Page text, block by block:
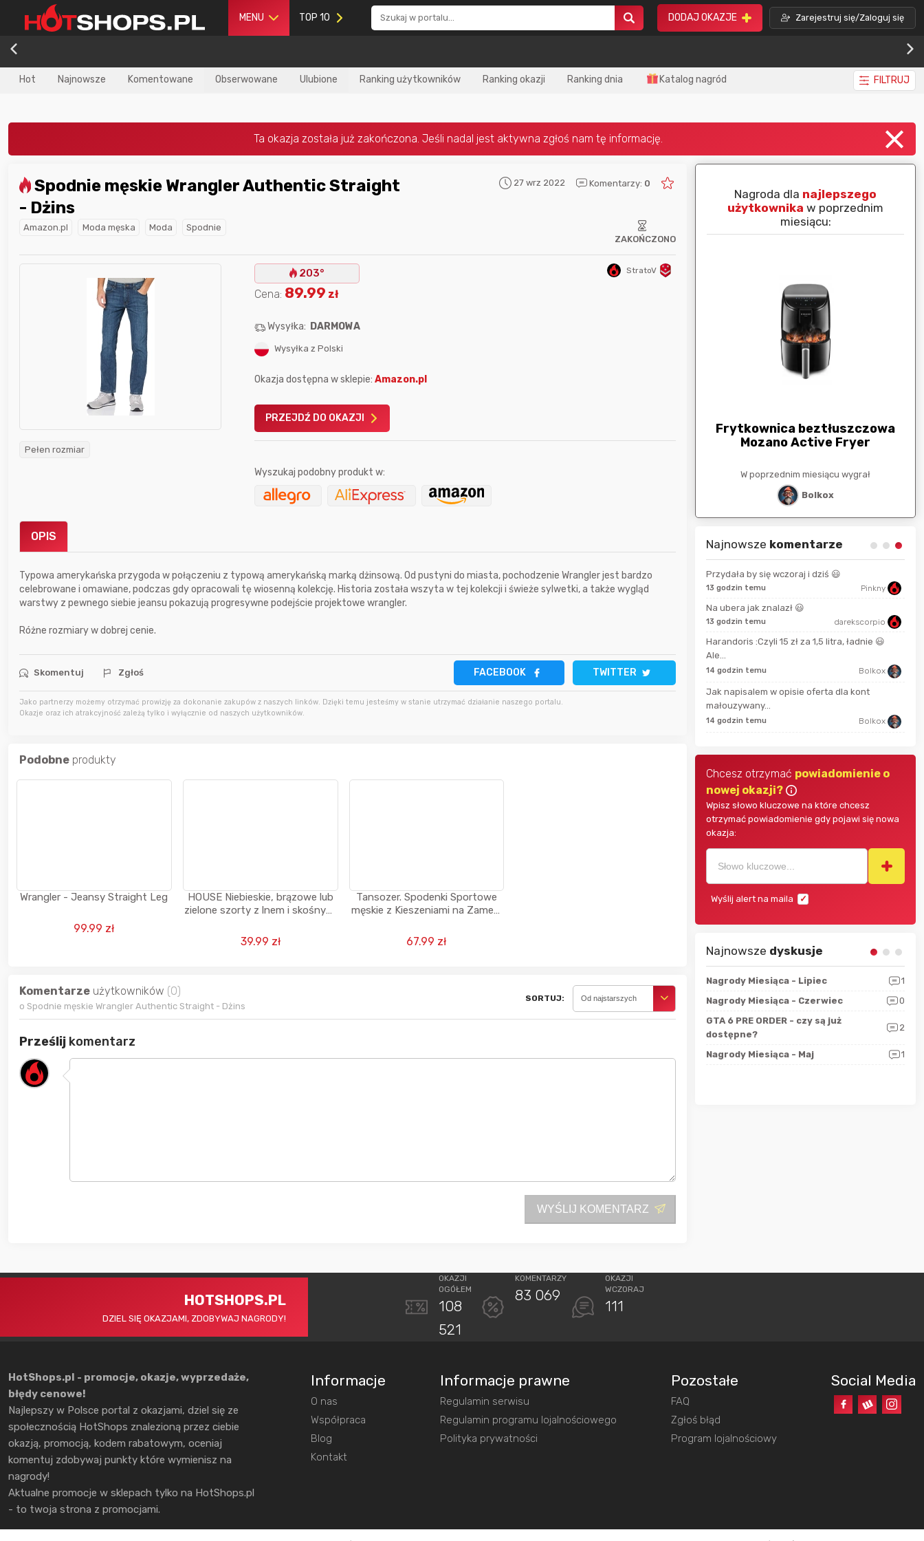
MENU TOP 10 DODAJ OKAZJE Zarejestruj się/Zaloguj się
Hot Najnowsze Komentowane Obserwowane Ulubione Ranking użytkowników Ranking okazji Ranking dnia Katalog nagród FILTRUJ
- Dżins
27 wrz 2022 Komentarzy: 0
Amazon.pl Moda męska Moda
Spodnie
ZAKOŃCZONO
Pełen rozmiar
203° StratoV
Cena: 89.99 zł
Wysyłka: DARMOWA
Wysyłka z Polski
Okazja dostępna w sklepie:Amazon.pl
PRZEJDŹ DO OKAZJI
Wyszukaj podobny produkt w:
OPIS
Typowa amerykańska przygoda w połączeniu z typową amerykańską marką dżinsową. Od pustyni do miasta, pochodzenie Wrangler jest bardzo
celebrowane i omawiane, podczas gdy opracowali tę wiosenną kolekcję. Historia została wszyta w tej kolekcji i świeże sylwetki, a także wygląd
warstwy z pewnego siebie jeansu pokazują progresywne podejście projektowe wrangler.
Różne rozmiary w dobrej cenie.
Skomentuj Zgłoś FACEBOOK TWITTER
Jako partnerzy możemy otrzymać prowizję za dokonanie zakupów z naszych linków. Dzięki temu jesteśmy w stanie utrzymać działanie naszego portalu.
Okazje oraz ich atrakcyjność zależą tylko i wyłącznie od naszych użytkowników.
Podobne produkty
Wrangler - Jeansy Straight Leg
99.99 zł
HOUSE Niebieskie, brązowe lub
zielone szorty z lnem i skośnymi
39.99 zł
Tansozer. Spodenki Sportowe
męskie z Kieszeniami na Zamek,
67.99 zł
Komentarze użytkowników (0)
o Spodnie męskie Wrangler Authentic Straight - Dżins
SORTUJ: Od najstarszych
Prześlij komentarz
WYŚLIJ KOMENTARZ
najlepszego
w poprzednim
beztłuszczowa
Fryer
Nagroda dlanajlepszego
Gofrownica GÖTZE & JENSEN
DW900 1600W
Nagroda zanajlepiej ocenianą
Karta podarunkowa
Allegro 150zł
Nagroda dla najlepszego
użytkownika w poprzednim
miesiącu:
Frytkownica beztłuszczowa
Mozano Active Fryer
W poprzednim miesiącu wygrał
Bolkox
Najnowsze komentarze
13 godzin temu Pinkny
14 godzin temu
24 sekundy temu
Putzig
9 godzin temu
Przydała by się wczoraj i dziś 😃
13 godzin temu Pinkny
Na ubera jak znalazł 😃
13 godzin temu darekscorpio
Harandoris :Czyli 15 zł za 1,5 litra, ładnie 😃
Ale...
14 godzin temu Bolkox
Jak napisalem w opisie oferta dla kont
małouzywany...
14 godzin temu Bolkox
Chcesz otrzymać powiadomienie o
nowej okazji?
Wpisz słowo kluczowe na które chcesz
otrzymać powiadomienie gdy pojawi się nowa
okazja:
Wyślij alert na maila
Najnowsze dyskusje
Czy moze ktos to jakos logicznie
Nagrody Miesiąca - Lipiec
1
Nagrody Miesiąca - Czerwiec
0
GTA 6 PRE ORDER - czy są już
dostępne?
2
Nagrody Miesiąca - Maj 1
HOTSHOPS.PL
DZIEL SIĘ OKAZJAMI, ZDOBYWAJ NAGRODY!
OKAZJI
OGÓŁEM
108
521
KOMENTARZY
83 069
OKAZJI
WCZORAJ
111
HotShops.pl - promocje, okazje, wyprzedaże,
błędy cenowe!
Najlepszy w Polsce portal z okazjami, dziel się ze
społecznością HotShops znalezioną przez ciebie
okazją, promocją, kodem rabatowym, oceniaj
komentuj zdobywaj punkty które wymienisz na
nagrody!
Aktualne promocje w sklepach tylko na HotShops.pl
- to twoja strona z promocjami.
Informacje
O nas
Współpraca
Blog
Kontakt
Informacje prawne
Regulamin serwisu
Regulamin programu lojalnościowego
Polityka prywatności
Pozostałe
FAQ
Zgłoś błąd
Program lojalnościowy
Social Media